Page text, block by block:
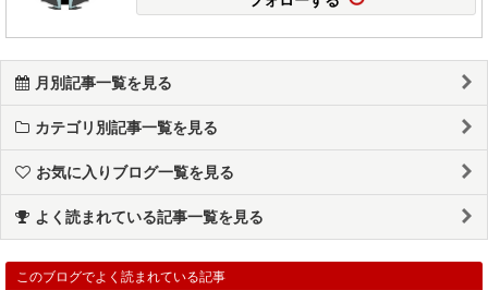
月別記事一覧を見る
カテゴリ別記事一覧を見る
お気に入りブログ一覧を見る
よく読まれている記事一覧を見る
このブログでよく読まれている記事